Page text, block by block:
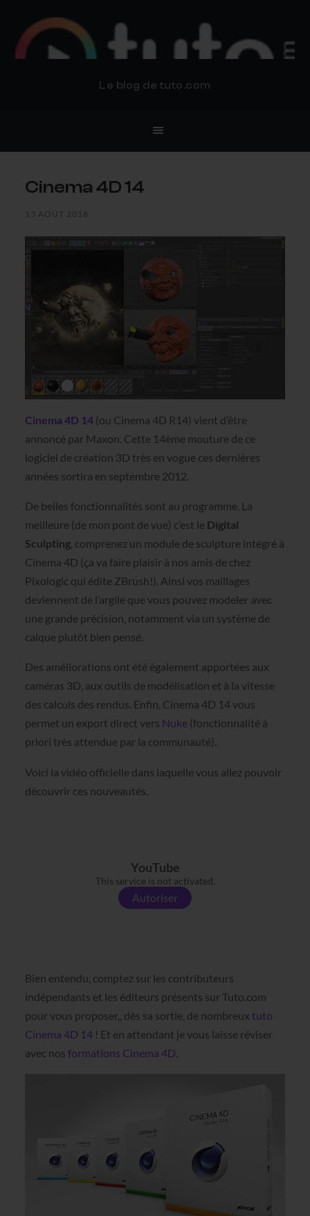
Le blog de tuto.com
Cinema 4D 14
13 AOÛT 2018
Cinema 4D 14(ou Cinema 4D R14) vient d’être
annoncé par Maxon. Cette 14ème mouture de ce
logiciel de création 3D très en vogue ces dernières
années sortira en septembre 2012.
De belles fonctionnalités sont au programme. La
meilleure (de mon pont de vue) c’est le Digital
Sculpting, comprenez un module de sculpture intégré à
Cinema 4D (ça va faire plaisir à nos amis de chez
Pixologic qui édite ZBrush!). Ainsi vos maillages
deviennent de l’argile que vous pouvez modeler avec
une grande précision, notamment via un système de
calque plutôt bien pensé.
Des améliorations ont été également apportées aux
caméras 3D, aux outils de modélisation et à la vitesse
des calculs des rendus. Enfin, Cinema 4D 14 vous
permet un export direct vers Nuke(fonctionnalité à
priori très attendue par la communauté).
Voici la vidéo officielle dans laquelle vous allez pouvoir
découvrir ces nouveautés.
YouTube
This service is not activated.
Autoriser
Bien entendu, comptez sur les contributeurs
indépendants et les éditeurs présents sur Tuto.com
pour vous proposer,, dès sa sortie, de nombreux tuto
Cinema 4D 14! Et en attendant je vous laisse réviser
avec nos formations Cinema 4D.